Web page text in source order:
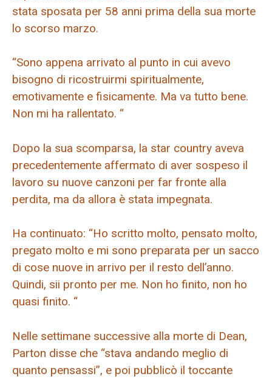
stata sposata per 58 anni prima della sua morte
lo scorso marzo.
“Sono appena arrivato al punto in cui avevo
bisogno di ricostruirmi spiritualmente,
emotivamente e fisicamente. Ma va tutto bene.
Non mi ha rallentato. “
Dopo la sua scomparsa, la star country aveva
precedentemente affermato di aver sospeso il
lavoro su nuove canzoni per far fronte alla
perdita, ma da allora è stata impegnata.
Ha continuato: “Ho scritto molto, pensato molto,
pregato molto e mi sono preparata per un sacco
di cose nuove in arrivo per il resto dell’anno.
Quindi, sii pronto per me. Non ho finito, non ho
quasi finito. “
Nelle settimane successive alla morte di Dean,
Parton disse che “stava andando meglio di
quanto pensassi”, e poi pubblicò il toccante